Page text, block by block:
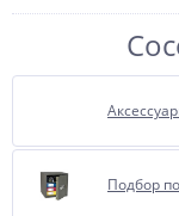
Подбор